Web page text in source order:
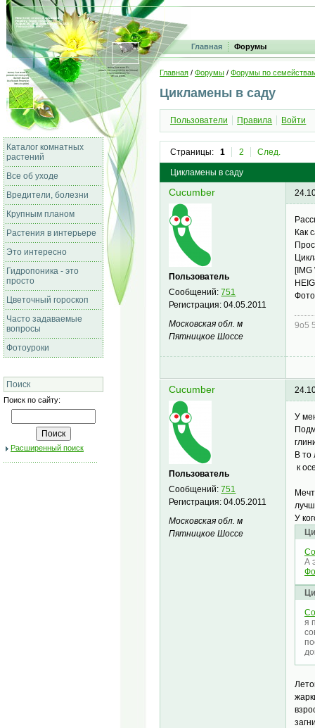
Главная Форумы
Каталог комнатных
растений
Все об уходе
Вредители, болезни
Крупным планом
Растения в интерьере
Это интересно
Гидропоника - это
просто
Цветочный гороскоп
Часто задаваемые
вопросы
Фотоуроки
Поиск
Поиск по сайту:
Расширенный поиск
Главная / Форумы / Форумы по
Цикламены в саду
Пользователи Правила Войти
Страницы: 1 2 След.
Цикламены в саду
Cucumber
Пользователь
Сообщений:751
Регистрация:04.05.2011
Московская обл. м
Пятницкое Шоссе
Как
[IMG
9о5
Cucumber
Пользователь
Сообщений:751
Регистрация:04.05.2011
Московская обл. м
Пятницкое Шоссе
У
В то
к
У
А
я